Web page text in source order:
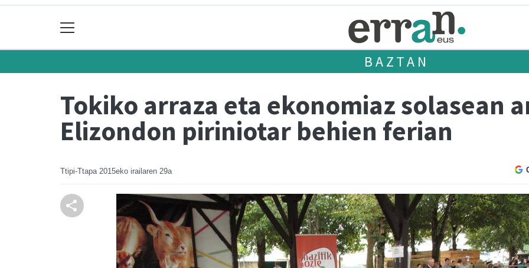
BAZTAN
Tokiko arraza eta ekonomiaz solasean
Elizondon piriniotar behien ferian
Ttipi-Ttapa 2015eko irailaren 29a